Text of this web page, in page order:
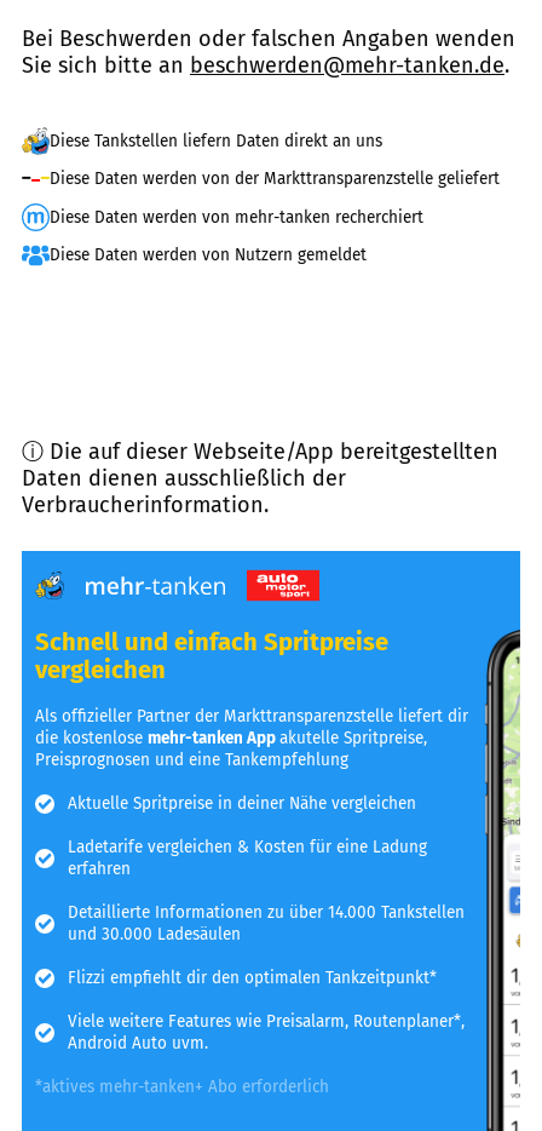
Bei Beschwerden oder falschen Angaben wenden
Sie sich bitte an beschwerden@mehr-tanken.de.
Diese Tankstellen liefern Daten direkt an uns
Diese Daten werden von der Markttransparenzstelle geliefert
Diese Daten werden von mehr-tanken recherchiert
Diese Daten werden von Nutzern gemeldet
ⓘ Die auf dieser Webseite/App bereitgestellten
Daten dienen ausschließlich der
Verbraucherinformation.
Schnell und einfach Spritpreise
vergleichen
Als offizieller Partner der Markttransparenzstelle liefert dir
die kostenlosemehr-tanken Appakutelle Spritpreise,
Preisprognosen und eine Tankempfehlung
Aktuelle Spritpreise in deiner Nähe vergleichen
Ladetarife vergleichen & Kosten für eine Ladung
erfahren
Detaillierte Informationen zu über 14.000 Tankstellen
und 30.000 Ladesäulen
Flizzi empfiehlt dir den optimalen Tankzeitpunkt*
Viele weitere Features wie Preisalarm, Routenplaner*,
Android Auto uvm.
*aktives mehr-tanken+ Abo erforderlich